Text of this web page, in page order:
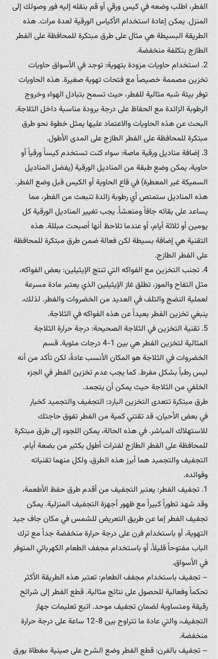
الفطر، اطلب وضعه في كيس ورقي أو قم بنقله إليه فور وصولك إلى
المنزل. يمكن إعادة استخدام الأكياس الورقية لعدة مرات. هذه
الطريقة البسيطة هي مثال على طرق مبتكرة للمحافظة على الفطر
الطازج بتكلفة منخفضة.
2. استخدام حاويات مزودة بتهوية: توجد في الأسواق حاويات
تخزين مصممة خصيصاً مع فتحات تهوية صغيرة. هذه الحاويات
توفر بيئة شبه مثالية للفطر، حيث تسمح بتبادل الهواء وخروج
الرطوبة الزائدة مع الحفاظ على درجة برودة مناسبة داخل الثلاجة.
البحث عن هذه الحاويات والاعتماد عليها يمثل خطوة نحو طرق
مبتكرة للمحافظة على الفطر الطازج على المدى الأطول.
3. إضافة مناديل ورقية ماصة: سواء كنت تستخدم كيساً ورقياً أو
حاوية، يمكن وضع طبقة من المناديل الورقية (يفضل المناديل
السميكة غير المعطرة) في قاع الحاوية أو الكيس قبل وضع الفطر.
هذه المناديل ستمتص أي رطوبة زائدة تنبعث من الفطر، مما
يساعد على بقائه جافاً ومنعشاً. يجب تغيير المناديل الورقية كل
يومين أو ثلاثة أيام، أو عندما تلاحظ أنها أصبحت مبللة. هذه
التقنية هي إضافة بسيطة لكن فعالة ضمن طرق مبتكرة للمحافظة
على الفطر الطازج.
4. تجنب التخزين مع الفواكه التي تنتج الإيثيلين: بعض الفواكه،
مثل التفاح والموز، تطلق غاز الإيثيلين الذي يعتبر مادة مسرعة
لعملية النضج والتلف في العديد من الخضروات والفطر. لذلك،
ينبغي تخزين الفطر بعيداً عن هذه الفواكه في الثلاجة.
5. تقنية التخزين في الثلاجة الصحيحة: درجة حرارة الثلاجة
المثالية لتخزين الفطر هي بين 1-4 درجات مئوية. قسم
الخضروات في الثلاجة هو المكان الأنسب عادةً، لكن تأكد من أنه
ليس رطباً بشكل مفرط. كما يجب عدم تخزين الفطر في الجزء
الخلفي من الثلاجة حيث يمكن أن يتجمد.
طرق مبتكرة تتعدى التخزين البارد: التجفيف والتجميد كخيار
في بعض الأحيان، قد تقتني كمية من الفطر تفوق حاجتك
للاستهلاك المباشر. في هذه الحالة، يمكن اللجوء إلى طرق مبتكرة
للمحافظة على الفطر الطازج لفترات أطول بكثير من بضعة أيام.
التجفيف والتجميد هما أبرز هذه الطرق، ولكل منهما تقنياته
وفوائده.
1. تجفيف الفطر: يعتبر التجفيف من أقدم طرق حفظ الأطعمة،
وقد شهد تطوراً كبيراً مع ظهور أجهزة التجفيف المنزلية. يمكن
تجفيف الفطر إما عن طريق التعريض للشمس في مكان جاف جيد
التهوية، أو باستخدام فرن على درجة حرارة منخفضة جداً مع ترك
الباب مفتوحاً قليلاً، أو باستخدام مجفف الطعام الكهربائي المتوفر
في الأسواق.
– تجفيف باستخدام مجفف الطعام: تعتبر هذه الطريقة الأكثر
تحكماً وفعالية للحصول على نتائج مثالية. قطع الفطر إلى شرائح
رقيقة ومتساوية لضمان تجفيف موحد. اتبع تعليمات جهاز
التجفيف، والتي عادة ما تتراوح بين 8-12 ساعة على درجة حرارة
منخفضة.
– تجفيف بالفرن: قطع الفطر وضع الشرح على صينية مغطاة بورق